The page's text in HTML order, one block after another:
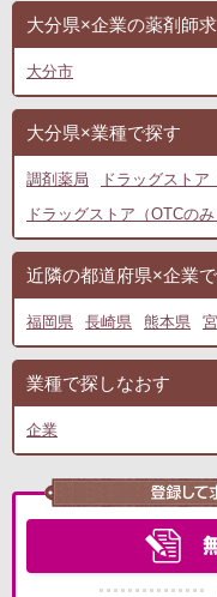
大分県×企業の薬剤師
大分市
大分県×業種で探す
調剤薬局
ドラッグストア
ドラッグストア（OTCのみ
近隣の都道府県×企業
福岡県 長崎県 熊本県
業種で探しなおす
企業